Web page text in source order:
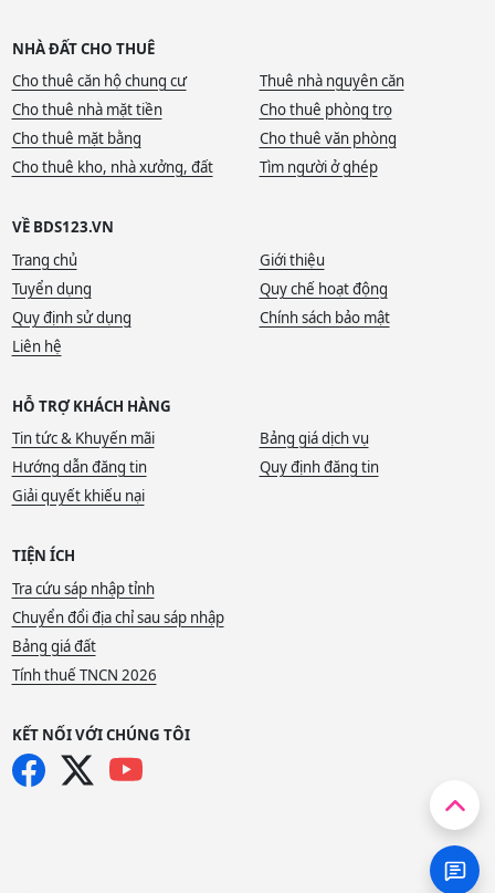
NHÀ ĐẤT CHO THUÊ
Cho thuê căn hộ chung cư
Thuê nhà nguyên căn
Cho thuê nhà mặt tiền
Cho thuê phòng trọ
Cho thuê mặt bằng
Cho thuê văn phòng
Cho thuê kho, nhà xưởng, đất
Tìm người ở ghép
VỀ BDS123.VN
Trang chủ
Giới thiệu
Tuyển dụng
Quy chế hoạt động
Quy định sử dụng
Chính sách bảo mật
Liên hệ
HỖ TRỢ KHÁCH HÀNG
Tin tức & Khuyến mãi
Bảng giá dịch vụ
Hướng dẫn đăng tin
Quy định đăng tin
Giải quyết khiếu nại
TIỆN ÍCH
Tra cứu sáp nhập tỉnh
Chuyển đổi địa chỉ sau sáp nhập
Bảng giá đất
Tính thuế TNCN 2026
KẾT NỐI VỚI CHÚNG TÔI